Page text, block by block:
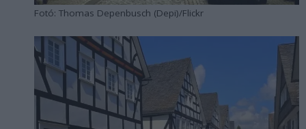
Fotó: Thomas Depenbusch (Depi)/Flickr